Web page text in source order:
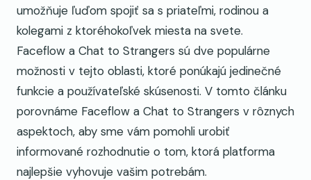
umožňuje ľuďom spojiť sa s priateľmi, rodinou a
kolegami z ktoréhokoľvek miesta na svete.
Faceflow a Chat to Strangers sú dve populárne
možnosti v tejto oblasti, ktoré ponúkajú jedinečné
funkcie a používateľské skúsenosti. V tomto článku
porovnáme Faceflow a Chat to Strangers v rôznych
aspektoch, aby sme vám pomohli urobiť
informované rozhodnutie o tom, ktorá platforma
najlepšie vyhovuje vašim potrebám.